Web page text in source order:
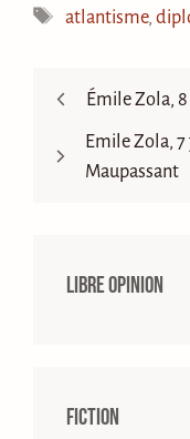
Étiquettes
atlantisme,
Émile Zola,
Emile Zola,
Maupassant
Libre opinion
Fiction